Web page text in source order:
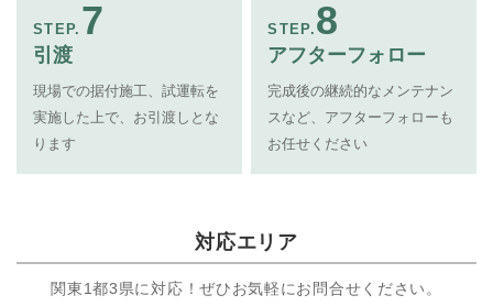
STEP. 7
引渡
現場での据付施工、試運転を
実施した上で、お引渡しとな
ります
STEP. 8
アフターフォロー
完成後の継続的なメンテナン
スなど、アフターフォローも
お任せください
対応エリア
関東1都3県に対応！ぜひお気軽にお問合せください。